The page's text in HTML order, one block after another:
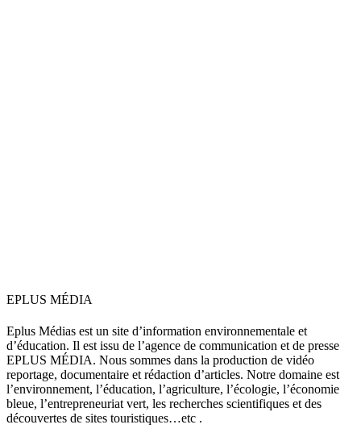
EPLUS MÉDIA
Eplus Médias est un site d’information environnementale et
d’éducation. Il est issu de l’agence de communication et de presse
EPLUS MÉDIA. Nous sommes dans la production de vidéo
reportage, documentaire et rédaction d’articles. Notre domaine est
l’environnement, l’éducation, l’agriculture, l’écologie, l’économie
bleue, l’entrepreneuriat vert, les recherches scientifiques et des
découvertes de sites touristiques…etc .